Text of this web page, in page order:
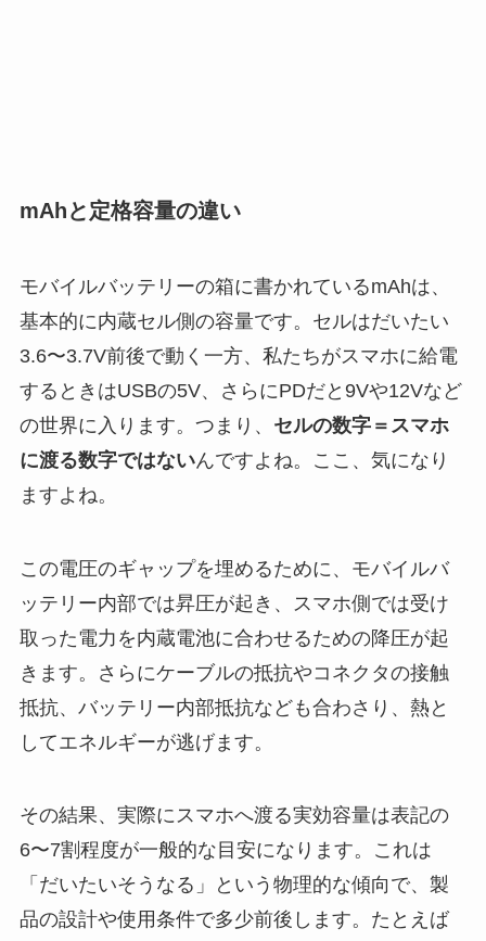
mAhと定格容量の違い
モバイルバッテリーの箱に書かれているmAhは、
基本的に内蔵セル側の容量です。セルはだいたい
3.6〜3.7V前後で動く一方、私たちがスマホに給電
するときはUSBの5V、さらにPDだと9Vや12Vなど
の世界に入ります。つまり、 セルの数字＝スマホ
に渡る数字ではないんですよね。ここ、気になり
ますよね。
この電圧のギャップを埋めるために、モバイルバ
ッテリー内部では昇圧が起き、スマホ側では受け
取った電力を内蔵電池に合わせるための降圧が起
きます。さらにケーブルの抵抗やコネクタの接触
抵抗、バッテリー内部抵抗なども合わさり、熱と
してエネルギーが逃げます。
その結果、実際にスマホへ渡る実効容量は表記の
6〜7割程度が一般的な目安になります。これは
「だいたいそうなる」という物理的な傾向で、製
品の設計や使用条件で多少前後します。たとえば